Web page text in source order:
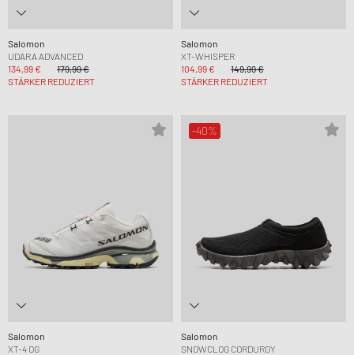
Salomon
UDARA ADVANCED
134,99 €
179,99 €
STÄRKER REDUZIERT
Salomon
XT-WHISPER
104,99 €
149,99 €
STÄRKER REDUZIERT
Salomon
XT-4 OG
-40%
Salomon
SNOWCLOG CORDUROY